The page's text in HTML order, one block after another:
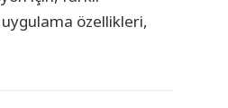
uygulama özellikleri,